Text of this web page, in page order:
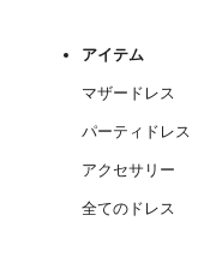
アイテム
マザードレス
パーティドレス
アクセサリー
全てのドレス